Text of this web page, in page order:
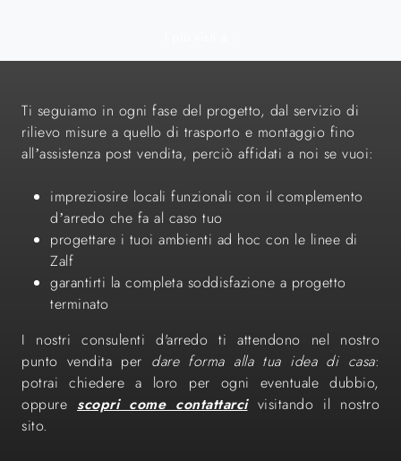
Ti seguiamo in ogni fase del progetto, dal servizio di
rilievo misure a quello di trasporto e montaggio fino
all’assistenza post vendita, perciò affidati a noi se vuoi:
impreziosire locali funzionali con il complemento
d’arredo che fa al caso tuo
progettare i tuoi ambienti ad hoc con le linee di
Zalf
garantirti la completa soddisfazione a progetto
terminato
I nostri consulenti d'arredo ti attendono nel nostro
punto vendita per dare forma alla tua idea di casa:
potrai chiedere a loro per ogni eventuale dubbio,
oppure scopri come contattarcivisitando il nostro
sito.